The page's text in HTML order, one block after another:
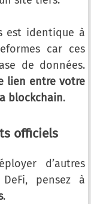
est identique à
car ces
de données.
lien entre votre
blockchain.
officiels
d’autres
pensez à
.